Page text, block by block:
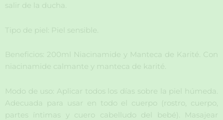
salir de la ducha.
Tipo de piel: Piel sensible.
Beneficios: 200ml Niacinamide y Manteca de Karité. Con
niacinamide calmante y manteca de karité.
Modo de uso: Aplicar todos los días sobre la piel húmeda.
Adecuada para usar en todo el cuerpo (rostro, cuerpo,
partes íntimas y cuero cabelludo del bebé). Masajear